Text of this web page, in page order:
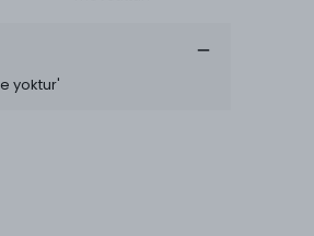
yoktur'